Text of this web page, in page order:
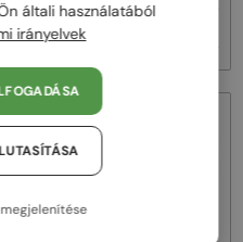
66 000 Ft
-11%
általi használatából
irányelvek